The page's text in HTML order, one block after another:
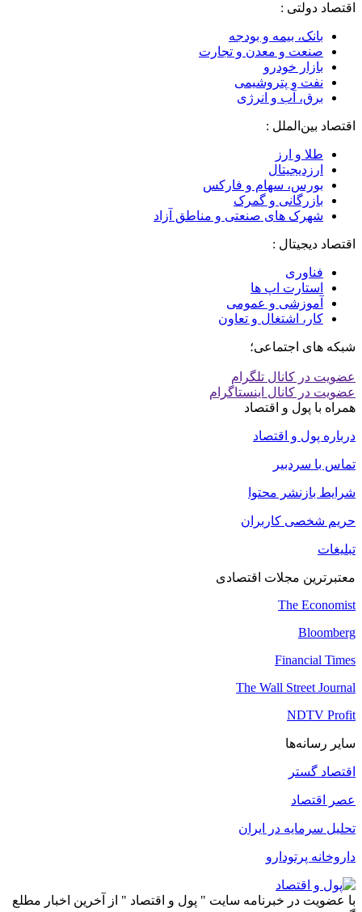
اقتصاد دولتی :
بانک، بیمه و بودجه
صنعت و معدن و تجارت
بازار خودرو
نفت و پتروشیمی
برق، آب و انرژی
اقتصاد بین‌الملل :
طلا و ارز
ارزدیجیتال
بورس، سهام و فارکس
بازرگانی و گمرک
شهرک های صنعتی و مناطق آزاد
اقتصاد دیجیتال :
فناوری
استارت اپ ها
آموزشی و عمومی
کار، اشتغال و تعاون
شبکه های اجتماعی؛
عضویت در کانال تلگرام
عضویت در کانال اینستاگرام
همراه با پول و اقتصاد
درباره پول و اقتصاد
تماس با سردبیر
شرایط بازنشر محتوا
حریم شخصی کاربران
تبلیغات
معتبرترین مجلات اقتصادی
The Economist
Bloomberg
Financial Times
The Wall Street Journal
NDTV Profit
سایر رسانه‌ها
اقتصاد گستر
عصر اقتصاد
تحلیل سرمایه در ایران
داروخانه پرتودارو
با عضویت در خبرنامه سایت " پول و اقتصاد " از آخرین اخبار مطلع